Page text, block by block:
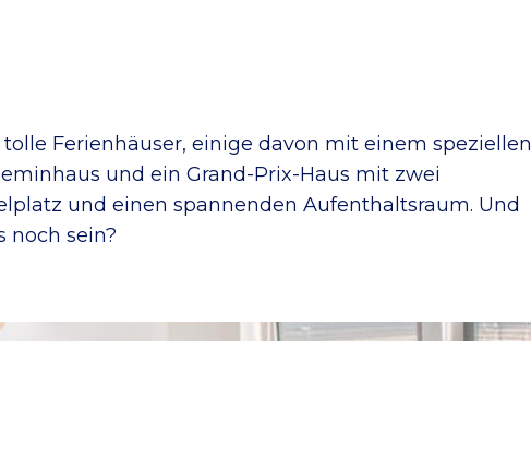
Ferienhäuser, einige davon mit einem speziellen
und ein Grand-Prix-Haus mit zwei
und einen spannenden Aufenthaltsraum. Und
noch sein?